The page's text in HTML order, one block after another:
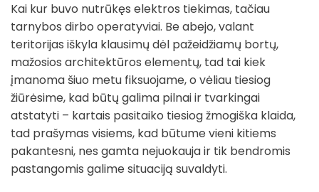
Kai kur buvo nutrūkęs elektros tiekimas, tačiau
tarnybos dirbo operatyviai. Be abejo, valant
teritorijas iškyla klausimų dėl pažeidžiamų bortų,
mažosios architektūros elementų, tad tai kiek
įmanoma šiuo metu fiksuojame, o vėliau tiesiog
žiūrėsime, kad būtų galima pilnai ir tvarkingai
atstatyti – kartais pasitaiko tiesiog žmogiška klaida,
tad prašymas visiems, kad būtume vieni kitiems
pakantesni, nes gamta nejuokauja ir tik bendromis
pastangomis galime situaciją suvaldyti.